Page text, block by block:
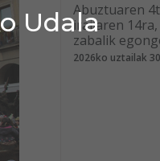
UdalaAbuztuaren
irailaren
zabalik
2026ko uztailak